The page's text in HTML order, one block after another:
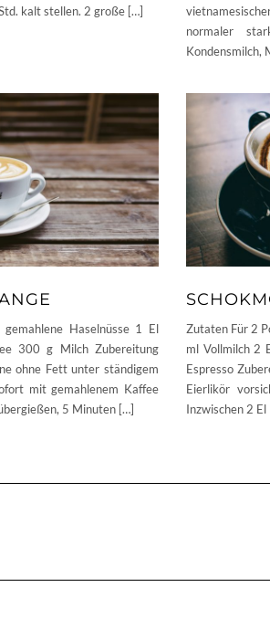
kalt stellen. 2 große […]
normaler
Kondensmilch,
Haselnüsse 1 El
300 g Milch Zubereitung
ohne Fett unter ständigem
mit gemahlenem Kaffee
5 Minuten […]
Zutaten Für 2
ml Vollmilch 2
Espresso
Eierlikör
Inzwischen 2